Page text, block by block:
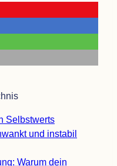
Selbstwerts
und insta­bil
Warum dein